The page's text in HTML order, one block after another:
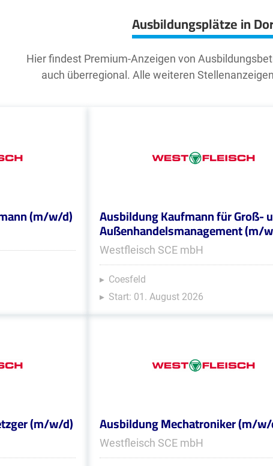
Ausbildungsplätze in
Hier findest Premium-Anzeigen von
auch überregional. Alle weiteren
(m/w/d) Ausbildung Kaufmann für Groß-
Außenhandelsmanagement (m/
Westfleisch SCE mbH
Coesfeld
Start: 01. August 2026
(m/w/d) Ausbildung Mechatroniker (m/
Westfleisch SCE mbH